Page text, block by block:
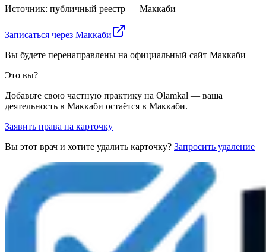
Источник: публичный реестр — Маккаби
Записаться через Маккаби
Вы будете перенаправлены на официальный сайт Маккаби
Это вы?
Добавьте свою частную практику на Olamkal — ваша
деятельность в Маккаби остаётся в Маккаби.
Заявить права на карточку
Вы этот врач и хотите удалить карточку? Запросить удаление